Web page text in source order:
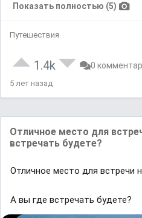
Показать полностью (5)
Путешествия
1.4k 0
5 лет назад
Oтличное место для
встречaть будете?
Oтличное место для встречи
A вы где встречaть будете?